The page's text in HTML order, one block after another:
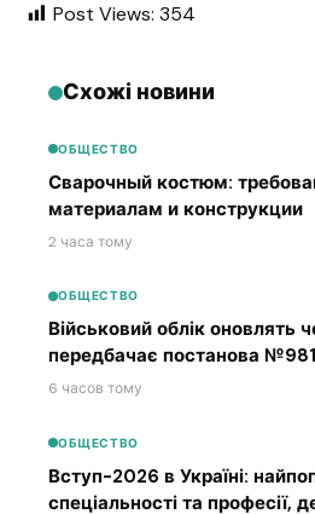
Post Views: 354
Схожі новини
ОБЩЕСТВО
Сварочный костюм:
материалам и конструкции
2 часа тому
ОБЩЕСТВО
Військовий облік оновлять
передбачає постанова №981
6 часов тому
ОБЩЕСТВО
Вступ-2026 в Україні:
спеціальності та професії,